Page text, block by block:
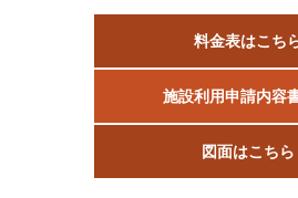
料金表はこち
施設利用申請内容
図面はこちら